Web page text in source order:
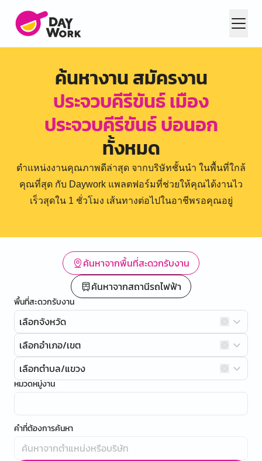
ค้นหางาน สมัครงาน
ประจวบคีรีขันธ์ เมือง
ประจวบคีรีขันธ์ บ่อนอก
ทั้งหมด
ตำแหน่งงานคุณภาพดีล่าสุด จากบริษัทชั้นนำ ในพื้นที่ใกล้
คุณที่สุด กับ Daywork แพลตฟอร์มที่ช่วยให้คุณได้งานไว
เร็วสุดใน 1 ชั่วโมง เส้นทางต่อไปในอาชีพรอคุณอยู่
ค้นหาจากพื้นที่สะดวกรับงาน
ค้นหาจากสถานีรถไฟฟ้า
พื้นที่สะดวกรับงาน
เลือกจังหวัด
เลือกอำเภอ/เขต
เลือกตำบล/แขวง
หมวดหมู่งาน
คำที่ต้องการค้นหา